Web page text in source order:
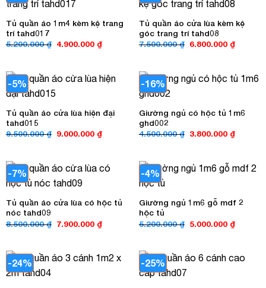
Tủ quần áo 1m4 kèm kệ trang
trí tahd017
5.200.000₫ Giá
4.900.000 ₫Giá
hiện
4.900.000 ₫.
Tủ quần áo cửa lùa kèm kệ
góc trang trí tahd08
7.500.000₫ Giá
6.800.000 ₫Giá
hiện
-5%
Tủ quần áo cửa lùa hiện đại
tahd015
9.500.000₫ Giá
9.000.000 ₫Giá
hiện
9.000.000 ₫.
-16%
Giường ngủ có hộc tủ 1m6
ghd002
4.500.000₫ Giá
3.800.000 ₫Giá
hiện
-7%
Tủ quần áo cửa lùa có hộc tủ
nóc tahd09
8.500.000₫ Giá
7.900.000 ₫Giá
hiện
7.900.000 ₫.
-4%
Giường ngủ 1m6 gỗ mdf 2
hộc tủ
5.200.000₫ Giá
5.000.000 ₫Giá
hiện
-24% -25%